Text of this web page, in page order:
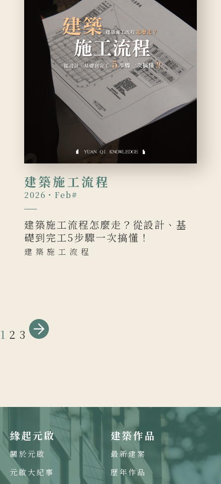
建築施工流程
2026・Feb#
建築施工流程怎麼走？從設計、基
礎到完工5步驟一次搞懂！
建築施工流程
1 2 3
緣起元啟
關於元啟
元啟大紀事
建築作品
最新建案
歷年作品